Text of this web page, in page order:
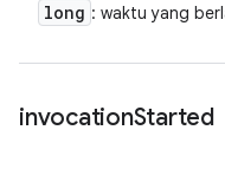
long : waktu yang
invocationStarted